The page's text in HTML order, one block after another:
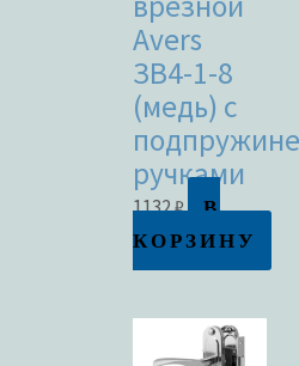
Avers
ЗВ4-1-8
(медь) с
ручками
1132₽
В
КОРЗИНУ